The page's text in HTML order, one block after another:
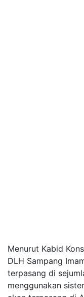
Menurut Kabid
DLH Sampang
terpasang di
menggunakan